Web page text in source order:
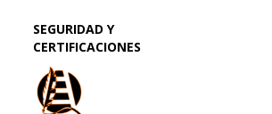
SEGURIDAD Y
CERTIFICACIONES